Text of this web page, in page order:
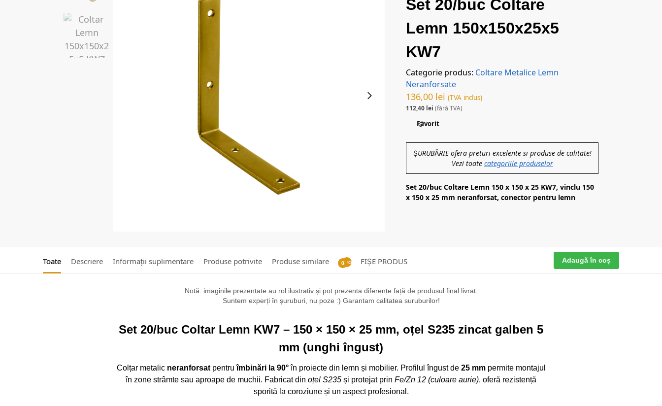
Set 20/buc Coltare
Lemn 150x150x25x5
KW7
Categorie produs: Coltare Metalice Lemn
Neranforsate
136,00 lei (TVA inclus)
112,40 lei (fără TVA)
Favorit
ȘURUBĂRIE ofera preturi excelente si produse de calitate!
Vezi toate categoriile produselor
Set 20/buc Coltare Lemn 150 x 150 x 25 KW7, vinclu 150
x 150 x 25 mm neranforsat, conector pentru lemn
Toate Descriere Informații suplimentare Produse potrivite Produse similare Recenzii
0 FIȘE PRODUS Adaugă în coș
Notă: imaginile prezentate au rol ilustrativ și pot prezenta diferențe față de produsul final livrat.
Suntem experți în șuruburi, nu poze :) Garantam calitatea suruburilor!
Set 20/buc Coltar Lemn KW7 – 150 × 150 × 25 mm, oțel S235 zincat galben 5
mm (unghi îngust)
Colțar metalic neranforsatpentruîmbinări la 90°în proiecte din lemn și mobilier. Profilul îngust de 25 mmpermite montajul
în zone strâmte sau aproape de muchii. Fabricat din oțel S235 și protejat prin Fe/Zn 12 (culoare aurie), oferă rezistență
sporită la coroziune și un aspect profesional.